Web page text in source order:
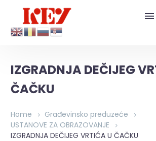
IZGRADNJA DEČIJEG
ČAČKU
Home
Građevinsko preduzeće
USTANOVE ZA OBRAZOVANJE
IZGRADNJA DEČIJEG VRTIĆA U ČAČKU